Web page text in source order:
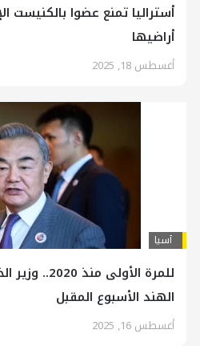
أستراليا تمنع عضوا بالكنيست
أراضيها
أغسطس 18, 2025
آسیا
للمرة الأولى
الهند الأسبوع المقبل
أغسطس 16, 2025